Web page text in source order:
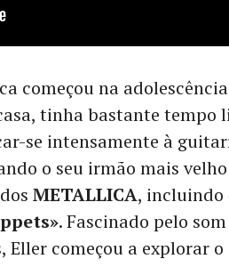
começou na
tinha bastante tempo
se intensamente à
o seu irmão mais
METALLICA, incluindo
. Fascinado pelo
Eller começou a explorar